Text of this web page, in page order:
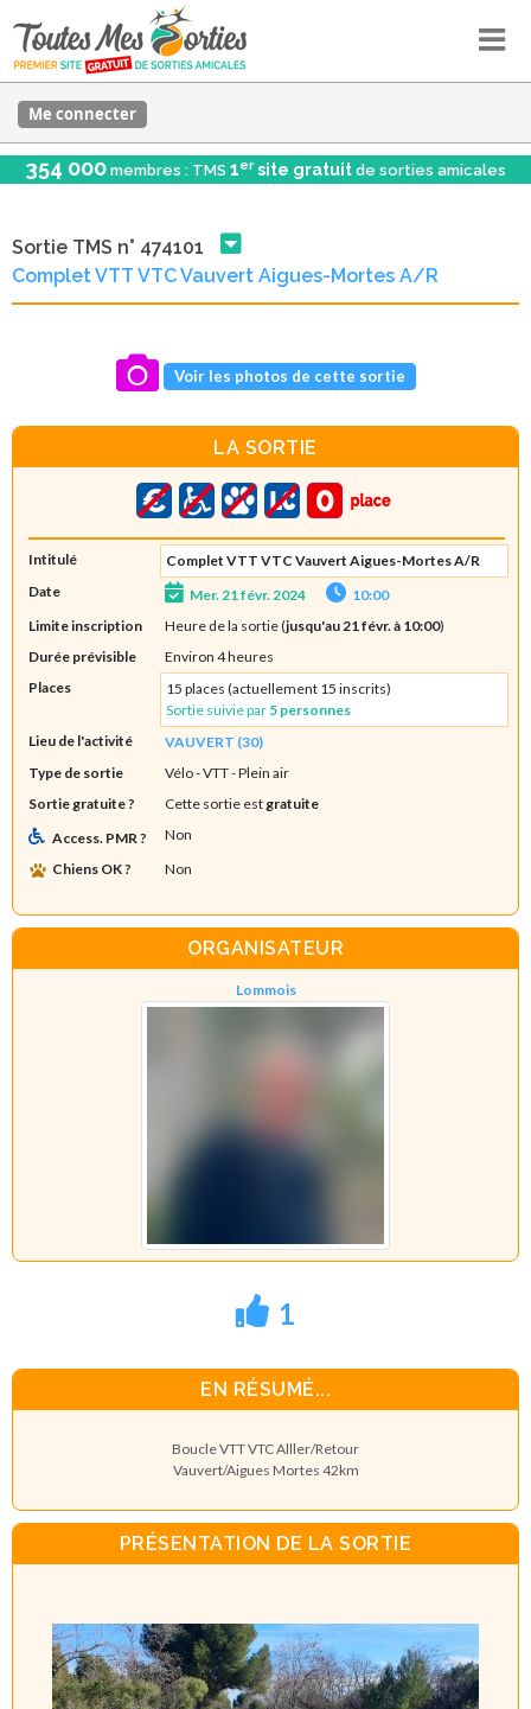
Me connecter
354 000 membres : TMS 1er site gratuit de sorties amicales
Sortie TMS n° 474101
Complet VTT VTC Vauvert Aigues-Mortes A/R
Voir les photos de cette sortie
LA SORTIE
Intitulé
Complet VTT VTC Vauvert Aigues-Mortes A/R
Date
Mer. 21 févr. 2024
10:00
Limite inscription
Heure de la sortie (jusqu'au 21 févr. à 10:00)
Durée prévisible
Environ 4 heures
Places
15 places (actuellement 15 inscrits)
Sortie suivie par 5 personnes
Lieu de l'activité
VAUVERT (30)
Type de sortie
Vélo - VTT- Plein air
Sortie gratuite ?
Cette sortie est gratuite
Access. PMR ?
Non
Chiens OK ?
Non
ORGANISATEUR
Lommois
1
EN RÉSUMÉ...
Boucle VTT VTC Alller/Retour
Vauvert/Aigues Mortes 42km
PRÉSENTATION DE LA SORTIE